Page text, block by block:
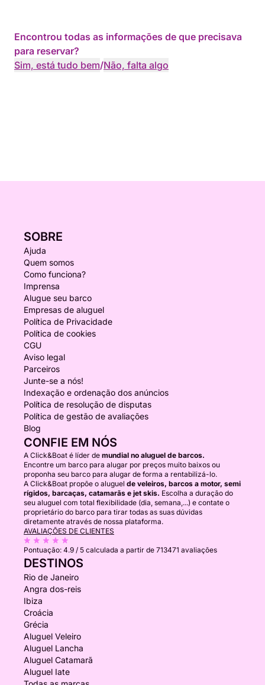
Encontrou todas as informações de que precisava
para reservar?
Sim, está tudo bem/Não, falta algo
SOBRE
Ajuda
Quem somos
Como funciona?
Imprensa
Alugue seu barco
Empresas de aluguel
Política de Privacidade
Política de cookies
CGU
Aviso legal
Parceiros
Junte-se a nós!
Indexação e ordenação dos anúncios
Política de resolução de disputas
Política de gestão de avaliações
Blog
CONFIE EM NÓS
A Click&Boat é líder de mundial no aluguel de barcos.
Encontre um barco para alugar por preços muito baixos ou
proponha seu barco para alugar de forma a rentabilizá-lo.
A Click&Boat propõe o aluguel de veleiros, barcos a motor, semi
rígidos, barcaças, catamarãs e jet skis. Escolha a duração do
seu aluguel com total flexibilidade (dia, semana,...) e contate o
proprietário do barco para tirar todas as suas dúvidas
diretamente através de nossa plataforma.
AVALIAÇÕES DE CLIENTES
Pontuação: 4.9 / 5 calculada a partir de 713471 avaliações
DESTINOS
Rio de Janeiro
Angra dos-reis
Ibiza
Croácia
Grécia
Aluguel Veleiro
Aluguel Lancha
Aluguel Catamarã
Aluguel Iate